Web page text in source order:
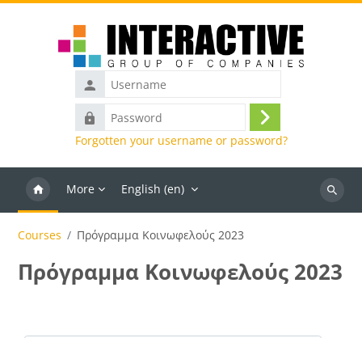
Username
Password
Log
in
Forgotten your username or password?
More English ‎(en)‎
Search
Courses Πρόγραμμα Κοινωφελούς 2023
Πρόγραμμα Κοινωφελούς 2023